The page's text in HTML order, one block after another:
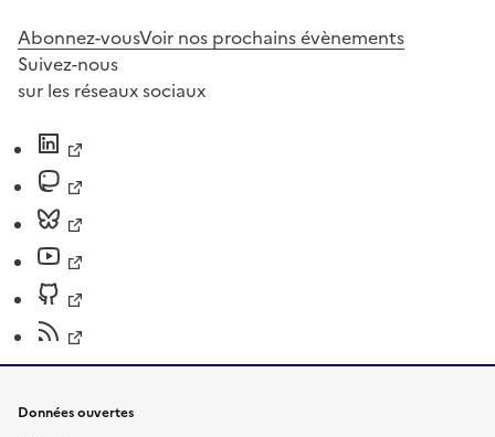
Abonnez-vousVoir nos prochains évènements
Suivez-nous
sur les réseaux sociaux
Données ouvertes